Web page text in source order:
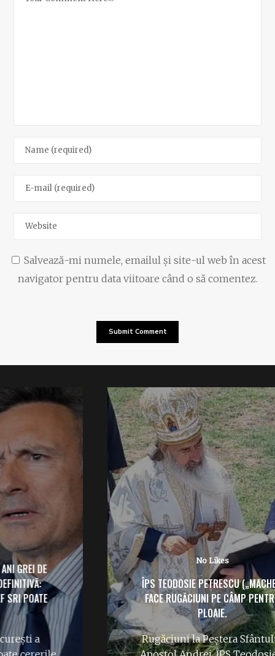
Salvează-mi numele, emailul și site-ul web în acest
navigator pentru data viitoare când o să comentez.
No Likes
ÎPS TEODOSIE PETRESCU („MACHE”)
FACE RUGĂCIUNI PE CÂMP PENTRU
PLOAIE.
Rugăciuni la Peștera Sfântului